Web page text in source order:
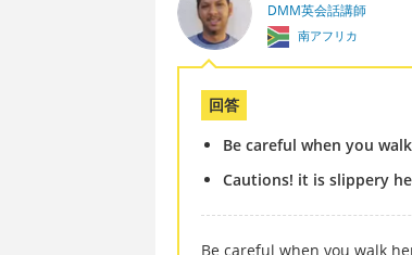
DMM英会話講師
南アフリカ
回答
Be careful when you
Cautions! it is slippery
Be careful when you walk